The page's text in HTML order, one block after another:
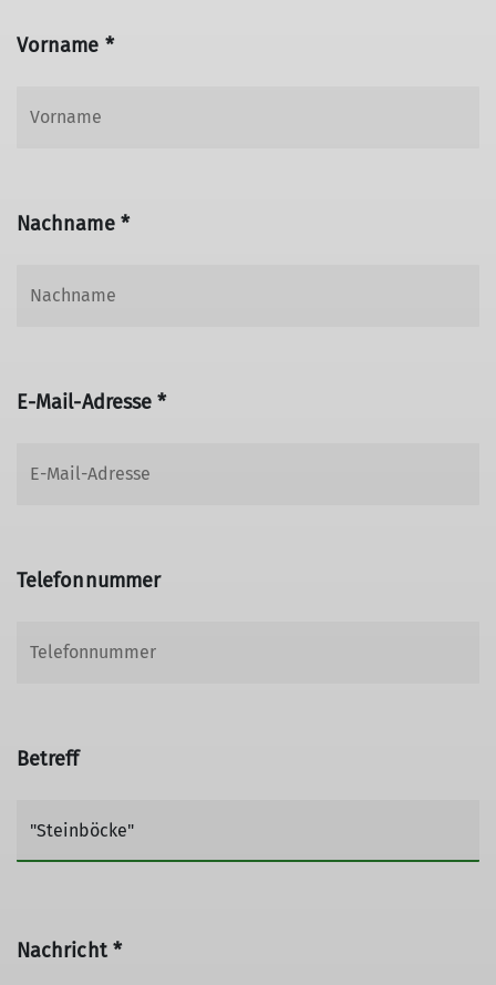
Vorname *
Nachname *
E-Mail-Adresse *
Telefonnummer
Betreff
Nachricht *